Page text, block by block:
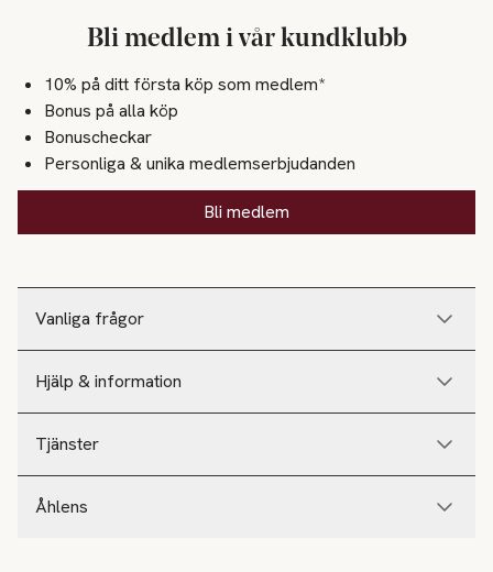
Vanliga frågor
Hjälp & information
Tjänster
Åhlens
Bli medlem i vår kundklubb
10% på ditt första köp som medlem*
Bonus på alla köp
Bonuscheckar
Personliga & unika medlemserbjudanden
Bli medlem